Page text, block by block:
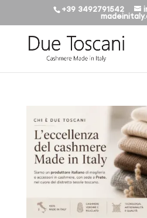
+39 3492791542